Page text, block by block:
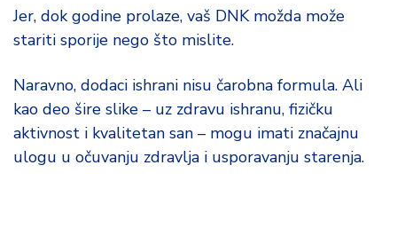
Jer, dok godine prolaze, vaš DNK možda može
stariti sporije nego što mislite.
Naravno, dodaci ishrani nisu čarobna formula. Ali
kao deo šire slike – uz zdravu ishranu, fizičku
aktivnost i kvalitetan san – mogu imati značajnu
ulogu u očuvanju zdravlja i usporavanju starenja.